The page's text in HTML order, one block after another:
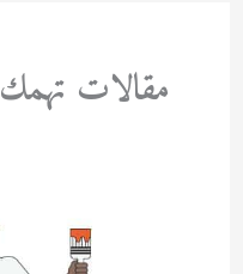
مقالات تهمك